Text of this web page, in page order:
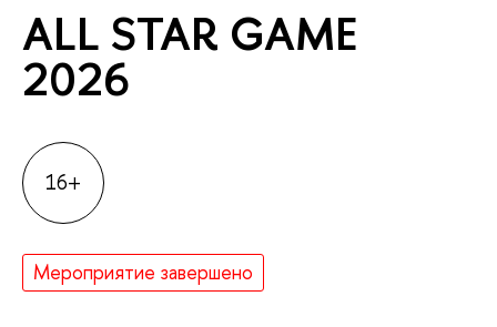
ALL STAR GAME
2026
16+
Мероприятие завершено